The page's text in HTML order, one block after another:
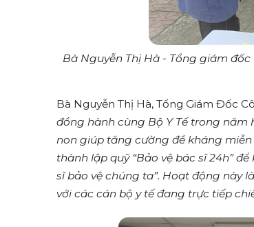
Bà Nguyễn Thị Hà - Tổng giám
Bà Nguyễn Thị Hà, Tổng Giám Đốc
đồng hành cùng Bộ Y Tế trong năm
non giúp tăng cường đề kháng
thành lập quỹ “Bảo vệ bác sĩ 24h”
sĩ bảo vệ chúng ta”. Hoạt động này
với các cán bộ y tế đang trực tiếp